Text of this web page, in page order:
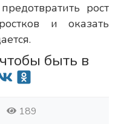
рост
и оказать
быть в
189